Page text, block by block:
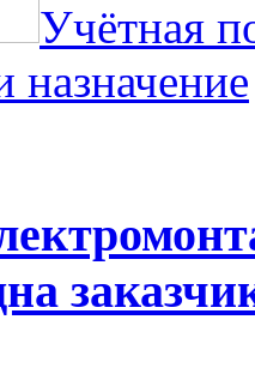
Учётная
назначение